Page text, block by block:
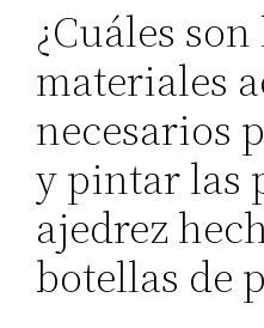
¿Cuáles son
materiales
necesarios
y pintar las
ajedrez
botellas de